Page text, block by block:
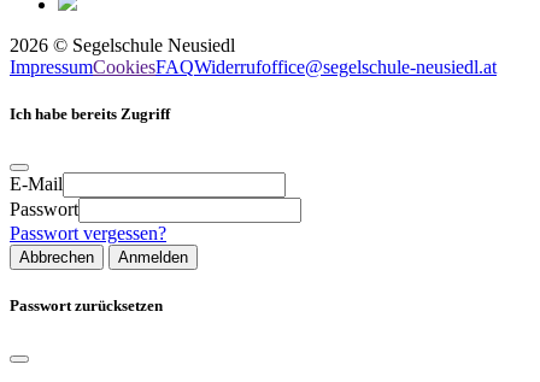
2026 © Segelschule Neusiedl
ImpressumCookiesFAQWiderrufoffice@segelschule-neusiedl.at
Ich habe bereits Zugriff
E-Mail
Passwort
Passwort vergessen?
Abbrechen Anmelden
Passwort zurücksetzen